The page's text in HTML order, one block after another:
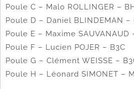
Poule C – Malo ROLLINGER –
Poule D – Daniel BLINDEMAN –
Poule E – Maxime SAUVANAUD
Poule F – Lucien POJER – B3C
Poule G – Clément WEISSE –
Poule H – Léonard SIMONET –